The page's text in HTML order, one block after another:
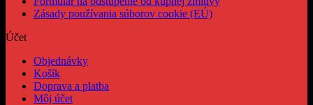
Zásady používania súborov cookie (EÚ)
Účet
Objednávky
Košík
Doprava a platba
Môj účet